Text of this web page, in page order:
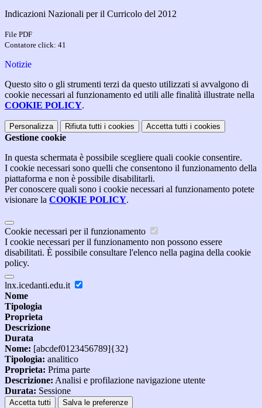
Indicazioni Nazionali per il Curricolo del 2012
File PDF
Contatore click: 41
Notizie
Questo sito o gli strumenti terzi da questo utilizzati si avvalgono di
cookie necessari al funzionamento ed utili alle finalità illustrate nella
COOKIE POLICY.
Personalizza Rifiuta tutti i cookies Accetta tutti i cookies
Gestione cookie
In questa schermata è possibile scegliere quali cookie consentire.
I cookie necessari sono quelli che consentono il funzionamento della
piattaforma e non è possibile disabilitarli.
Per conoscere quali sono i cookie necessari al funzionamento potete
visionare la COOKIE POLICY.
Cookie necessari per il funzionamento
I cookie necessari per il funzionamento non possono essere
disabilitati. È possibile consultare l'elenco nella pagina della cookie
policy.
lnx.icedanti.edu.it
Nome
Tipologia
Proprieta
Descrizione
Durata
Nome: [abcdef0123456789]{32}
Tipologia: analitico
Proprieta: Prima parte
Descrizione: Analisi e profilazione navigazione utente
Durata: Sessione
Accetta tutti Salva le preferenze